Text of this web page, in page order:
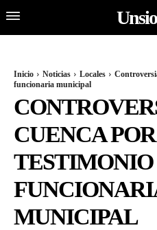
Inicio Noticias Locales
funcionaria municipal
CUENCA POR
TESTIMONIO
MUNICIPAL